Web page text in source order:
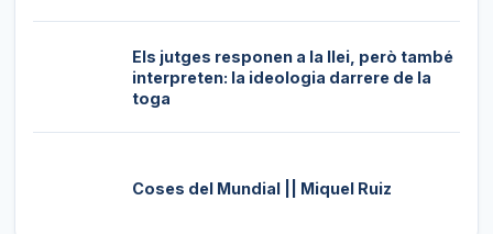
Els jutges responen a la llei, però també
interpreten: la ideologia darrere de la
toga
Coses del Mundial || Miquel Ruiz